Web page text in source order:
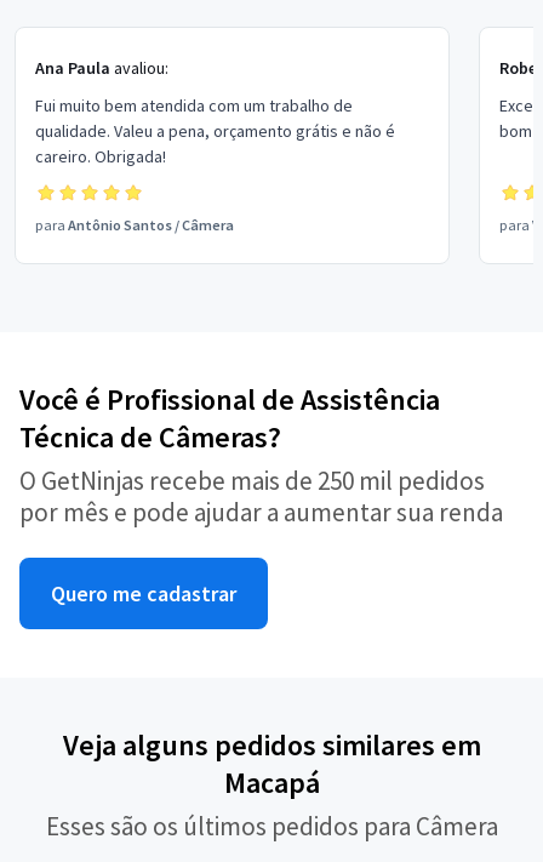
Ana Paula avaliou:
Fui muito bem atendida com um trabalho de
qualidade. Valeu a pena, orçamento grátis e não é
careiro. Obrigada!
para Antônio Santos /Câmera
bom
para
Você é Profissional de Assistência
Técnica de Câmeras?
O GetNinjas recebe mais de 250 mil pedidos
por mês e pode ajudar a aumentar sua renda
Quero me cadastrar
Veja alguns pedidos similares em
Macapá
Esses são os últimos pedidos para Câmera